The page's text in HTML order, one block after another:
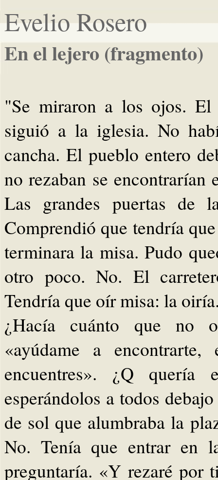
Evelio Rosero
En el lejero (fragmento)
"Se miraron a los ojos.
siguió a la iglesia. No
cancha. El pueblo entero
no rezaban se encontrarían
Las grandes puertas de
Comprendió que tendría
terminara la misa. Pudo
otro poco. No. El
Tendría que oír misa: la
¿Hacía cuánto que no
«ayúdame a
encuentres». ¿Q quería
esperándolos a todos
de sol que alumbraba la
No. Tenía que entrar en
preguntaría. «Y rezaré por